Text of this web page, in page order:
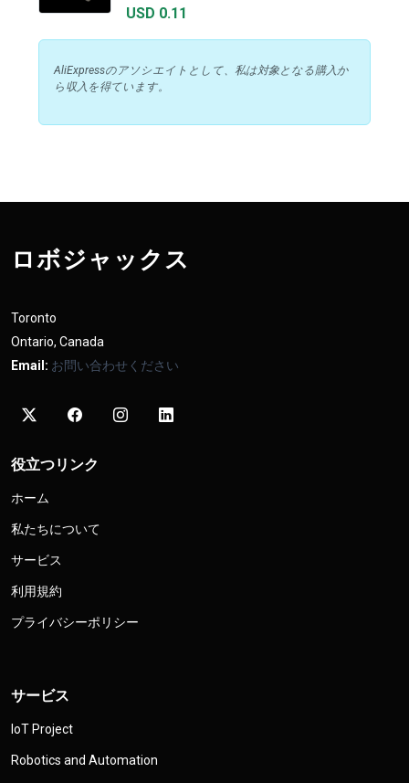
USD 0.11
AliExpressのアソシエイトとして、私は対象となる購入か
ら収入を得ています。
ロボジャックス
Toronto
Ontario, Canada
Email: お問い合わせください
役立つリンク
ホーム
私たちについて
サービス
利用規約
プライバシーポリシー
サービス
IoT Project
Robotics and Automation